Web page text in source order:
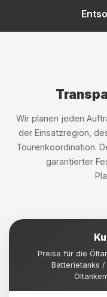
Wir planen jeden
der Einsatzregion,
Tourenkoordination.
garantierter
Preise für die
Batterietanks